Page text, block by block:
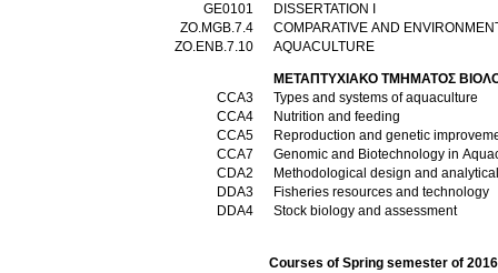
GE0101
DISSERTATION I
ΖΟ.MGB.7.4
ΖΟ.ENB.7.10
AQUACULTURE
ΜΕΤΑΠΤΥΧΙΑΚΟ ΤΜΗΜΑΤΟΣ
CCA3
Types and systems of aquaculture
CCA4
Nutrition and feeding
CCA5
Reproduction and genetic
CCA7
Genomic and Biotechnology in
CDA2
Methodological design and
DDA3
Fisheries resources and technology
DDA4
Stock biology and assessment
Courses of Spring semester of